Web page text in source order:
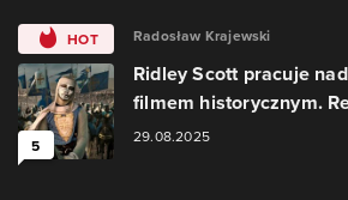
HOT
5
Radosław Krajewski
Ridley Scott pracuje
filmem historycznym.
29.08.2025